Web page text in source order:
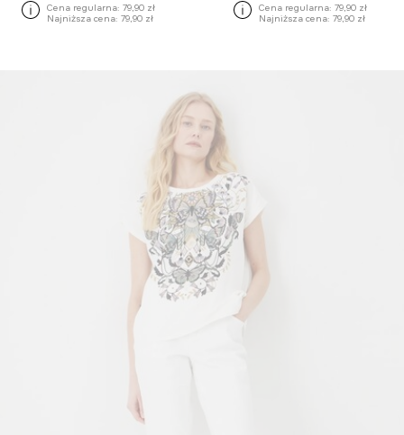
Cena regularna: 79,90 zł
Najniższa cena: 79,90 zł
Cena regularna: 79,90 zł
Najniższa cena: 79,90 zł